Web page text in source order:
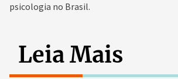
psicologia no Brasil.
Leia Mais